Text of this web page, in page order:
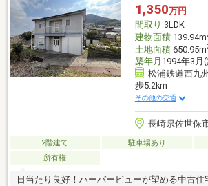
1,350万円
間取り 3LDK
建物面積139.94m
土地面積650.95m
築年月 1994年3月
松浦鉄道西九
歩5.2km
その他の交通
長崎県佐世保
2階建て 駐車場あり
所有権
日当たり良好！ハーバービューが望める中古住